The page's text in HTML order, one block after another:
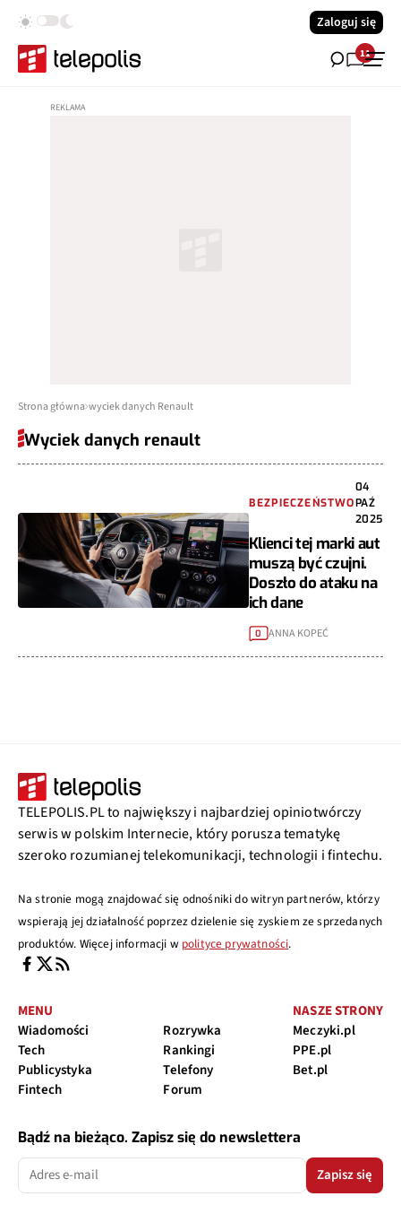
Zaloguj się
11
Strona główna wyciek danych Renault
Wyciek danych renault
BEZPIECZEŃSTWO
04
PAŹ
2025
Klienci tej marki aut
muszą być czujni.
Doszło do ataku na
ich dane
0 ANNA KOPEĆ
TELEPOLIS.PL to największy i najbardziej opiniotwórczy
serwis w polskim Internecie, który porusza tematykę
szeroko rozumianej telekomunikacji, technologii i fintechu.
Na stronie mogą znajdować się odnośniki do witryn partnerów, którzy
wspierają jej działalność poprzez dzielenie się zyskiem ze sprzedanych
produktów. Więcej informacji w polityce prywatności.
MENU
Wiadomości
Tech
Publicystyka
Fintech
Rozrywka
Rankingi
Telefony
Forum
NASZE STRONY
Meczyki.pl
PPE.pl
Bet.pl
Bądź na bieżąco. Zapisz się do newslettera
Zapisz się